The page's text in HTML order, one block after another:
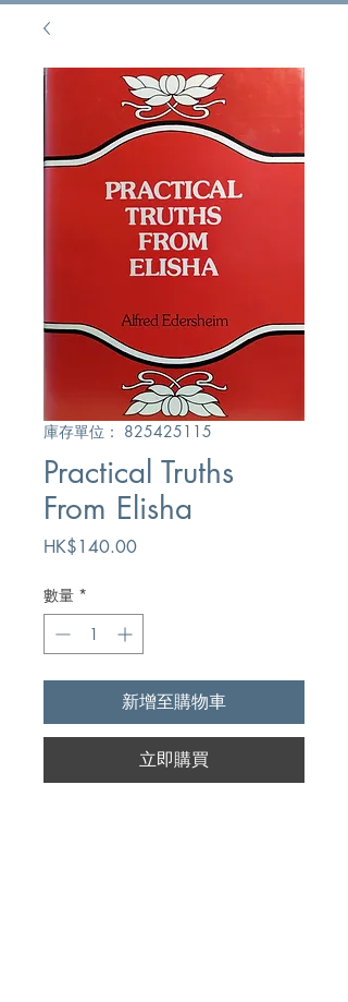
庫存單位： 825425115
Practical Truths
From Elisha
HK$140.00價
數量 *
新增至購物車
立即購買